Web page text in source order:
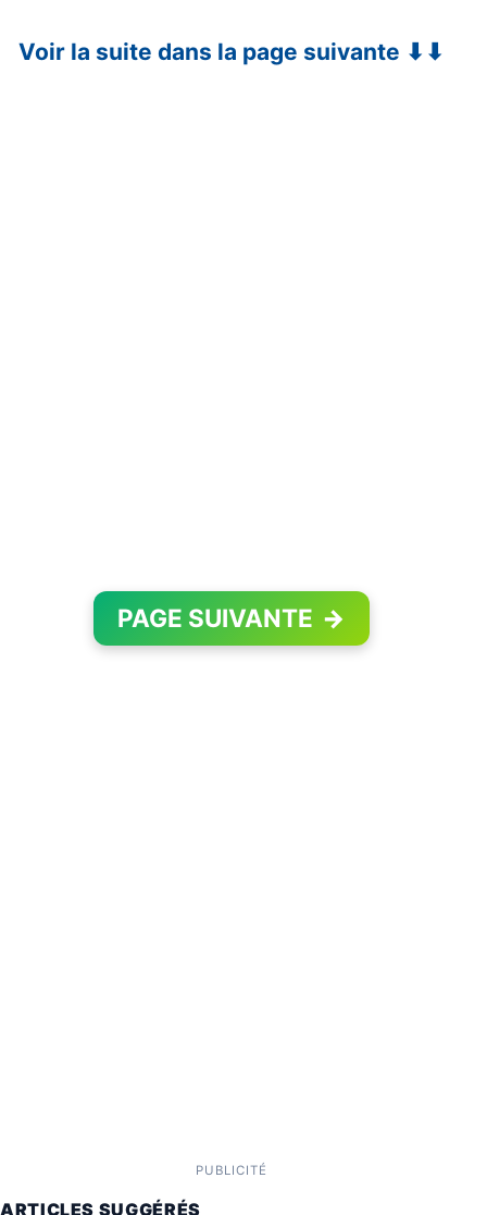
Voir la suite dans la page suivante ⬇⬇
PAGE SUIVANTE →
PUBLICITÉ
ARTICLES SUGGÉRÉS